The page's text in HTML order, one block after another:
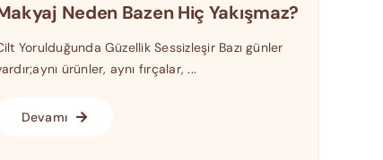
Neden Bazen Hiç Yakışmaz?
Yorulduğunda Güzellik Sessizleşir Bazı günler
ürünler, aynı fırçalar, ...
Devamı